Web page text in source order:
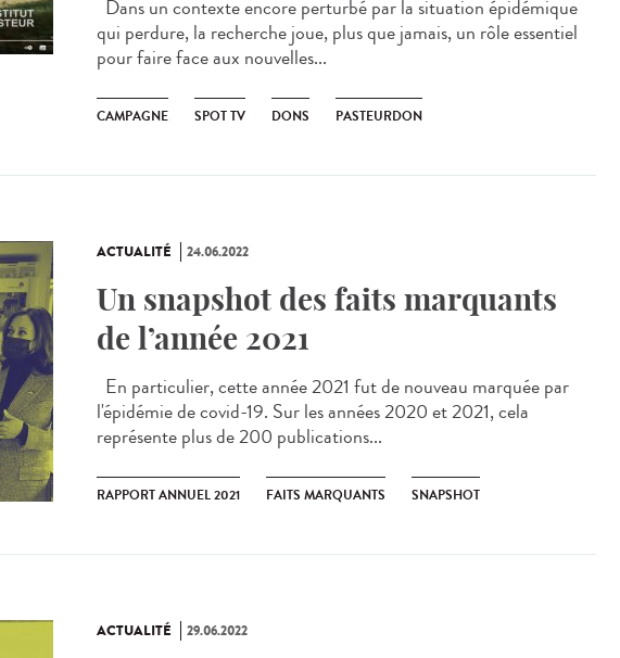
Dans un contexte encore perturbé par la situation épidémique
qui perdure, la recherche joue, plus que jamais, un rôle essentiel
pour faire face aux nouvelles...
CAMPAGNE SPOT TV DONS PASTEURDON
ACTUALITÉ 24.06.2022
Un snapshot des faits marquants
de l’année 2021
En particulier, cette année 2021 fut de nouveau marquée par
l'épidémie de covid-19. Sur les années 2020 et 2021, cela
représente plus de 200 publications...
RAPPORT ANNUEL 2021 FAITS MARQUANTS SNAPSHOT
ACTUALITÉ 29.06.2022